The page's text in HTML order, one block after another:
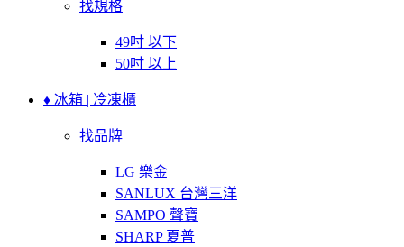
找規格
49吋 以下
50吋 以上
♦ 冰箱 | 冷凍櫃
找品牌
LG 樂金
SANLUX 台灣三洋
SAMPO 聲寶
SHARP 夏普